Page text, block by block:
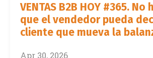
VENTAS B2B HOY #365. No
que el vendedor pueda
cliente que mueva la
Apr 30, 2026